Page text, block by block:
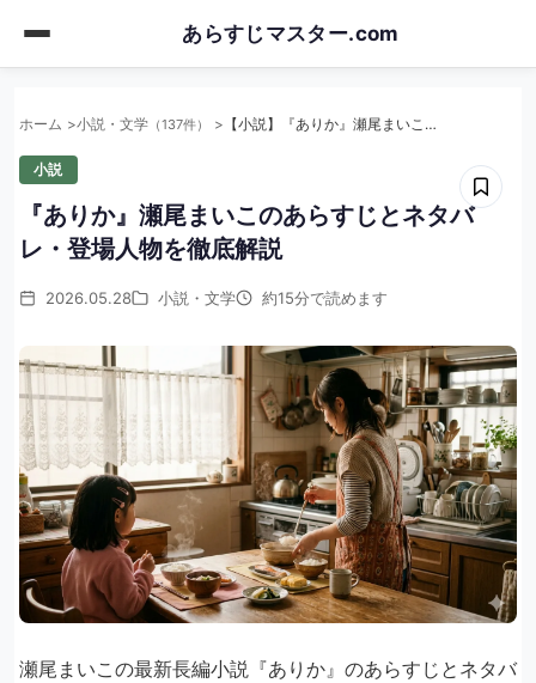
content
あらすじマスター.com
ホーム 小説・文学 （137件） 【小説】『ありか』瀬尾まいこのあらすじとネタバレ・登場人物を徹底解説
小説
『ありか』瀬尾まいこのあらすじとネタバ
レ・登場人物を徹底解説
2026.05.28 小説・文学 約15分で読めます
瀬尾まいこの最新長編小説『ありか』のあらすじとネタバ